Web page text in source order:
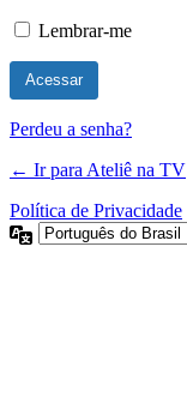
Lembrar-me
Perdeu a senha?
← Ir para Ateliê na TV
Política de Privacidade
Idioma